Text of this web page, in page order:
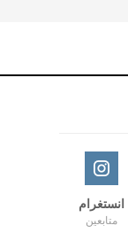
انستغرام
متابعين